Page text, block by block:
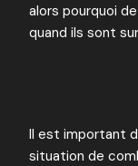
alors pourquoi
quand ils sont
Il est important
situation de